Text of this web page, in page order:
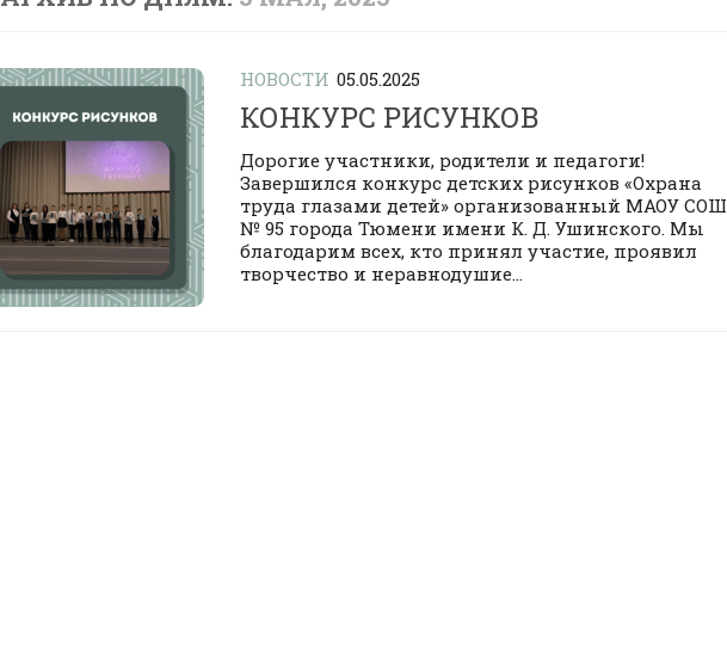
НОВОСТИ 05.05.2025
КОНКУРС РИСУНКОВ
Дорогие участники, родители и педагоги!
Завершился конкурс детских рисунков «Охрана
труда глазами детей» организованный МАОУ СОШ
№ 95 города Тюмени имени К. Д. Ушинского. Мы
благодарим всех, кто принял участие, проявил
творчество и неравнодушие...